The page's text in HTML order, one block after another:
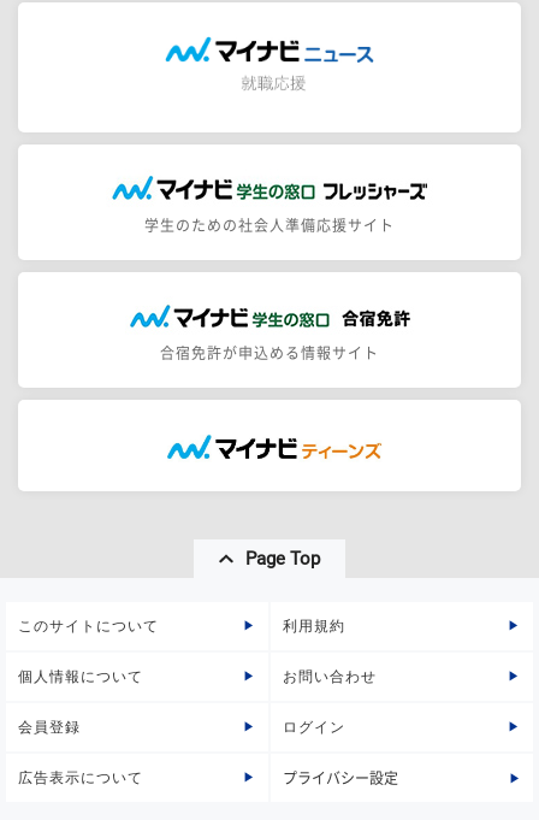
学生のための社会人準備応援サイト
合宿免許が申込める情報サイト
Page Top
このサイトについて 利用規約
個人情報について お問い合わせ
会員登録 ログイン
広告表示について プライバシー設定